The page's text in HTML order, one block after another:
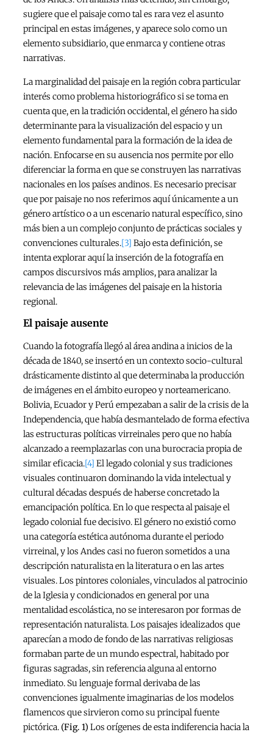
sugiere que el paisaje como tal es rara vez el asunto
principal en estas imágenes, y aparece solo como un
elemento subsidiario, que enmarca y contiene otras
narrativas.
La marginalidad del paisaje en la región cobra particular
interés como problema historiográfico si se toma en
cuenta que, en la tradición occidental, el género ha sido
determinante para la visualización del espacio y un
elemento fundamental para la formación de la idea de
nación. Enfocarse en su ausencia nos permite por ello
diferenciar la forma en que se construyen las narrativas
nacionales en los países andinos. Es necesario precisar
que por paisaje no nos referimos aquí únicamente a un
género artístico o a un escenario natural específico, sino
más bien a un complejo conjunto de prácticas sociales y
convenciones culturales.[3] Bajo esta definición, se
intenta explorar aquí la inserción de la fotografía en
campos discursivos más amplios, para analizar la
relevancia de las imágenes del paisaje en la historia
regional.
El paisaje ausente
Cuando la fotografía llegó al área andina a inicios de la
década de 1840, se insertó en un contexto socio-cultural
drásticamente distinto al que determinaba la producción
de imágenes en el ámbito europeo y norteamericano.
Bolivia, Ecuador y Perú empezaban a salir de la crisis de la
Independencia, que había desmantelado de forma efectiva
las estructuras políticas virreinales pero que no había
alcanzado a reemplazarlas con una burocracia propia de
similar eficacia.[4] El legado colonial y sus tradiciones
visuales continuaron dominando la vida intelectual y
cultural décadas después de haberse concretado la
emancipación política. En lo que respecta al paisaje el
legado colonial fue decisivo. El género no existió como
una categoría estética autónoma durante el periodo
virreinal, y los Andes casi no fueron sometidos a una
descripción naturalista en la literatura o en las artes
visuales. Los pintores coloniales, vinculados al patrocinio
de la Iglesia y condicionados en general por una
mentalidad escolástica, no se interesaron por formas de
representación naturalista. Los paisajes idealizados que
aparecían a modo de fondo de las narrativas religiosas
formaban parte de un mundo espectral, habitado por
figuras sagradas, sin referencia alguna al entorno
inmediato. Su lenguaje formal derivaba de las
convenciones igualmente imaginarias de los modelos
flamencos que sirvieron como su principal fuente
pictórica. (Fig. 1) Los orígenes de esta indiferencia hacia la